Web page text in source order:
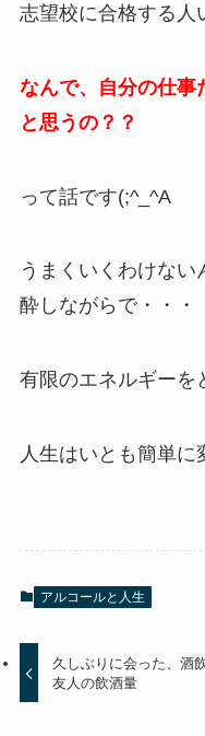
志望校に合格する人
なんで、自分の仕事
と思うの？？
って話です(;^_^A
うまくいくわけな
酔しながらで・・・
有限のエネルギーを
人生はいとも簡単に
アルコールと人生
久しぶりに会った、酒
友人の飲酒量